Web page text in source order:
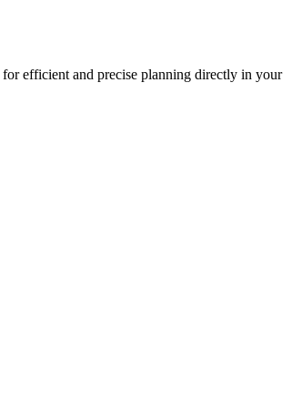
efficient and precise planning directly in your